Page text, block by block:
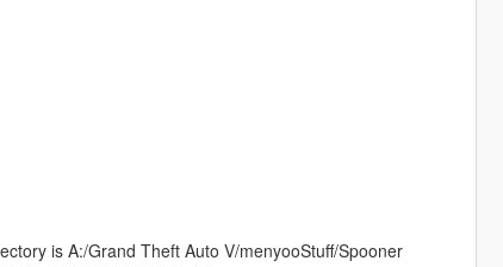
is A:/Grand Theft Auto V/menyooStuff/Spooner